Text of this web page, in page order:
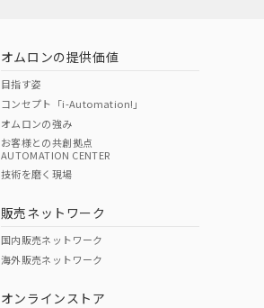
O
オムロンの提供価値
目指す姿
コンセプト「i-Automation!」
オムロンの強み
お客様との共創拠点
AUTOMATION CENTER
技術を磨く現場
販売ネットワーク
国内販売ネットワーク
海外販売ネットワーク
オンラインストア